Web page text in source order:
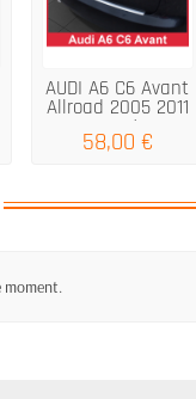
AUDI A6 C6 Avant
Allroad 2005 2011
argent...
58,00 €
moment.